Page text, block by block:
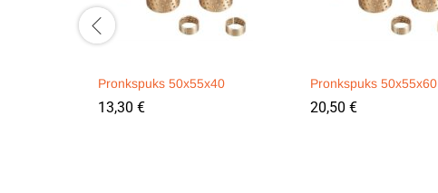
Pronkspuks 50x55x40
13,30 €
Pronkspuks 50x55x60
20,50 €